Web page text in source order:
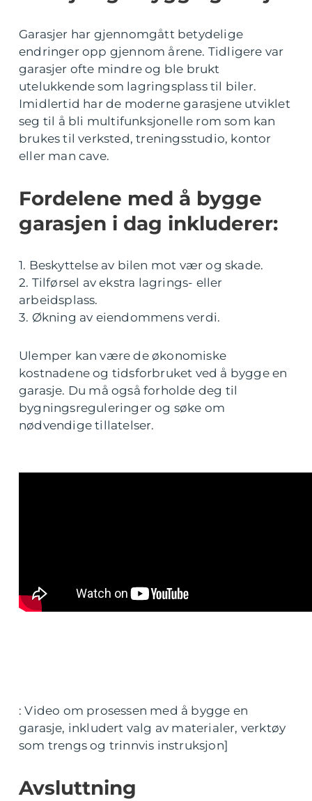
Garasjer har gjennomgått betydelige
endringer opp gjennom årene. Tidligere var
garasjer ofte mindre og ble brukt
utelukkende som lagringsplass til biler.
Imidlertid har de moderne garasjene utviklet
seg til å bli multifunksjonelle rom som kan
brukes til verksted, treningsstudio, kontor
eller man cave.
Fordelene med å bygge
garasjen i dag inkluderer:
1. Beskyttelse av bilen mot vær og skade.
2. Tilførsel av ekstra lagrings- eller
arbeidsplass.
3. Økning av eiendommens verdi.
Ulemper kan være de økonomiske
kostnadene og tidsforbruket ved å bygge en
garasje. Du må også forholde deg til
bygningsreguleringer og søke om
nødvendige tillatelser.
: Video om prosessen med å bygge en
garasje, inkludert valg av materialer, verktøy
som trengs og trinnvis instruksjon]
Avsluttning